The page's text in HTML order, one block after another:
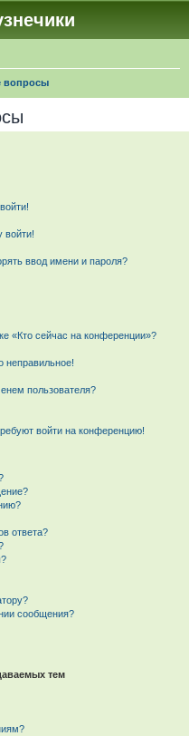
вопросы
войти!
ввод имени и пароля?
«Кто сейчас на конференции»?
неправильное!
пользователя?
войти на конференцию!
ответа?
сообщения?
тем